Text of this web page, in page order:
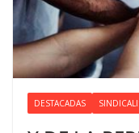
DESTACADAS